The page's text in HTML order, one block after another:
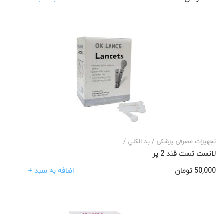
تجهیزات مصرفی پزشکی / پد الکلي /
لانست تست قند 2 پر
50,000 تومان اضافه به سبد +